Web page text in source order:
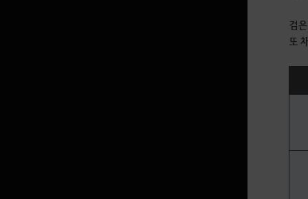
검
또